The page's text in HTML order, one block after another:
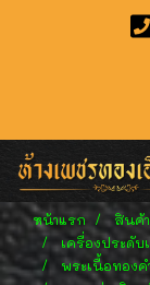
หน้าแรก
สินค้
เครื่องประดับ
พระเนื้อทอง